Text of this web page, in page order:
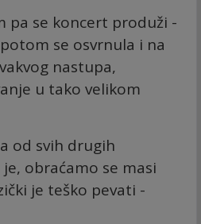
pa se koncert produži -
se osvrnula i na
nastupa,
u tako velikom
od svih drugih
obraćamo se masi
je teško pevati -